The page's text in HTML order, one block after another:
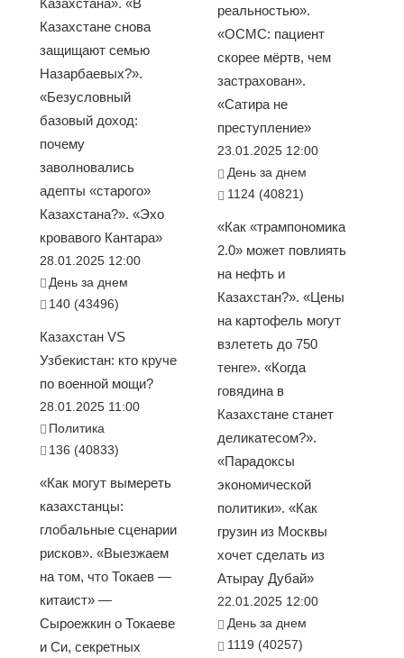
Казахстане снова
защищают семью
Назарбаевых?».
«Безусловный
базовый доход:
почему
заволновались
адепты «старого»
Казахстана?». «Эхо
кровавого Кантара»
28.01.2025 12:00
День за днем
140 (43496)
Казахстан VS
Узбекистан: кто круче
по военной мощи?
28.01.2025 11:00
Политика
136 (40833)
«Как могут вымереть
казахстанцы:
глобальные сценарии
рисков». «Выезжаем
на том, что Токаев —
китаист» —
Сыроежкин о Токаеве
и Си, секретных
реальностью».
«ОСМС: пациент
скорее мёртв, чем
застрахован».
«Сатира не
преступление»
23.01.2025 12:00
День за днем
1124 (40821)
«Как «трампономика
2.0» может повлиять
на нефть и
Казахстан?». «Цены
на картофель могут
взлететь до 750
тенге». «Когда
говядина в
Казахстане станет
деликатесом?».
«Парадоксы
экономической
политики». «Как
грузин из Москвы
хочет сделать из
Атырау Дубай»
22.01.2025 12:00
День за днем
1119 (40257)